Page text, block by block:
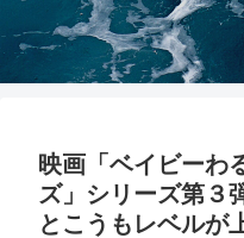
映画「ベイビーわ
ズ」シリーズ第３
とこうもレベルが